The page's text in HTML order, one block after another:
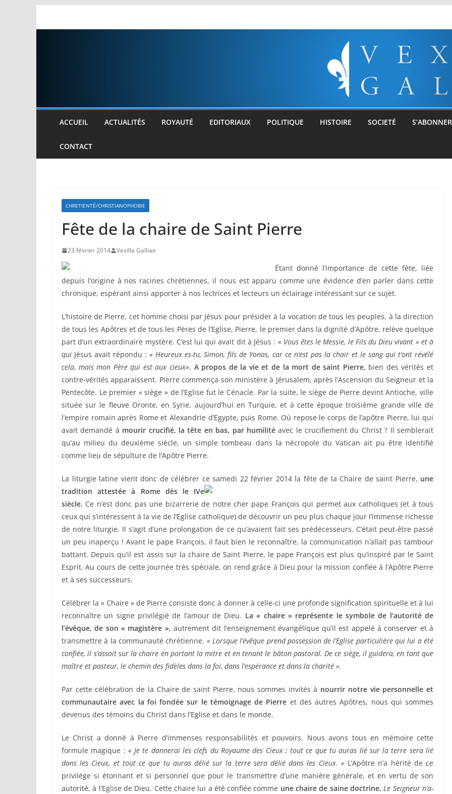
ACCUEIL ACTUALITÉS ROYAUTÉ EDITORIAUX POLITIQUE HISTOIRE SOCIETÉ
CONTACT
CHRETIENTÉ/CHRISTIANOPHOBIE
Fête de la chaire de Saint Pierre
23 février 2014 Vexilla Galliae
Étant donné l’importance de cette fête, liée
depuis l’origine à nos racines chrétiennes, il nous est apparu comme une évidence d’en parler dans cette
chronique, espérant ainsi apporter à nos lectrices et lecteurs un éclairage intéressant sur ce sujet.
L’histoire de Pierre, cet homme choisi par Jésus pour présider à la vocation de tous les peuples, à la direction
de tous les Apôtres et de tous les Pères de l’Eglise, Pierre, le premier dans la dignité d’Apôtre, relève quelque
part d’un extraordinaire mystère. C’est lui qui avait dit à Jésus : « Vous êtes le Messie, le Fils du Dieu vivant » et à
qui Jésus avait répondu :« Heureux es-tu, Simon, fils de Yonas, car ce n’est pas la chair et le sang qui t’ont révélé
cela, mais mon Père qui est aux cieux». A propos de la vie et de la mort de saint Pierre, bien des vérités et
contre-vérités apparaissent. Pierre commença son ministère à Jérusalem, après l’Ascension du Seigneur et la
Pentecôte. Le premier « siège » de l’Eglise fut le Cénacle. Par la suite, le siège de Pierre devint Antioche, ville
située sur le fleuve Oronte, en Syrie, aujourd’hui en Turquie, et à cette époque troisième grande ville de
l’empire romain après Rome et Alexandrie d’Egypte, puis Rome. Où repose le corps de l’apôtre Pierre, lui qui
avait demandé à mourir crucifié, la tête en bas, par humilitéavec le crucifiement du Christ ? Il semblerait
qu’au milieu du deuxième siècle, un simple tombeau dans la nécropole du Vatican ait pu être identifié
comme lieu de sépulture de l’Apôtre Pierre.
La liturgie latine vient donc de célébrer ce samedi 22 février 2014 la fête de la Chaire de saint Pierre, une
tradition attestée à Rome dès le IVe
siècle. Ce n’est donc pas une bizarrerie de notre cher pape François qui permet aux catholiques (et à tous
ceux qui s’intéressent à la vie de l’Eglise catholique) de découvrir un peu plus chaque jour l’immense richesse
de notre liturgie. Il s’agit d’une prolongation de ce qu’avaient fait ses prédécesseurs. C’était peut-être passé
un peu inaperçu ! Avant le pape François, il faut bien le reconnaître, la communication n’allait pas tambour
battant. Depuis qu’il est assis sur la chaire de Saint Pierre, le pape François est plus qu’inspiré par le Saint
Esprit. Au cours de cette journée très spéciale, on rend grâce à Dieu pour la mission confiée à l’Apôtre Pierre
et à ses successeurs.
Célébrer la « Chaire » de Pierre consiste donc à donner à celle-ci une profonde signification spirituelle et à lui
reconnaître un signe privilégié de l’amour de Dieu. La « chaire » représente le symbole de l’autorité de
l’évêque, de son « magistère », autrement dit l’enseignement évangélique qu’il est appelé à conserver et à
transmettre à la communauté chrétienne. « Lorsque l’évêque prend possession de l’Eglise particulière qui lui a été
confiée, il s’assoit sur la chaire en portant la mitre et en tenant le bâton pastoral. De ce siège, il guidera, en tant que
maître et pasteur, le chemin des fidèles dans la foi, dans l’espérance et dans la charité ».
Par cette célébration de la Chaire de saint Pierre, nous sommes invités à nourrir notre vie personnelle et
communautaire avec la foi fondée sur le témoignage de Pierre et des autres Apôtres, nous qui sommes
devenus des témoins du Christ dans l’Eglise et dans le monde.
Le Christ a donné à Pierre d’immenses responsabilités et pouvoirs. Nous avons tous en mémoire cette
formule magique : « Je te donnerai les clefs du Royaume des Cieux ; tout ce que tu auras lié sur la terre sera lié
dans les Cieux, et tout ce que tu auras délié sur la terre sera délié dans les Cieux. » L’Apôtre n’a hérité de ce
privilège si étonnant et si personnel que pour le transmettre d’une manière générale, et en vertu de son
autorité, à l’Eglise de Dieu. Cette chaire lui a été confiée comme une chaire de saine doctrine. Le Seigneur n’a-